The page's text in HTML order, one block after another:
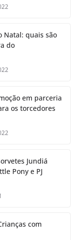
Natal: quais são
do
em parceria
os torcedores
Jundiá
Pony e PJ
com